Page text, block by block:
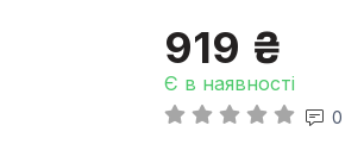
919 ₴
Є в наявності
0